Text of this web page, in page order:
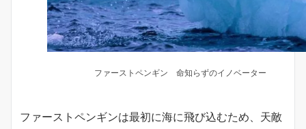
ファーストペンギン 命知らずのイノベーター
ファーストペンギンは最初に海に飛び込むため、天敵